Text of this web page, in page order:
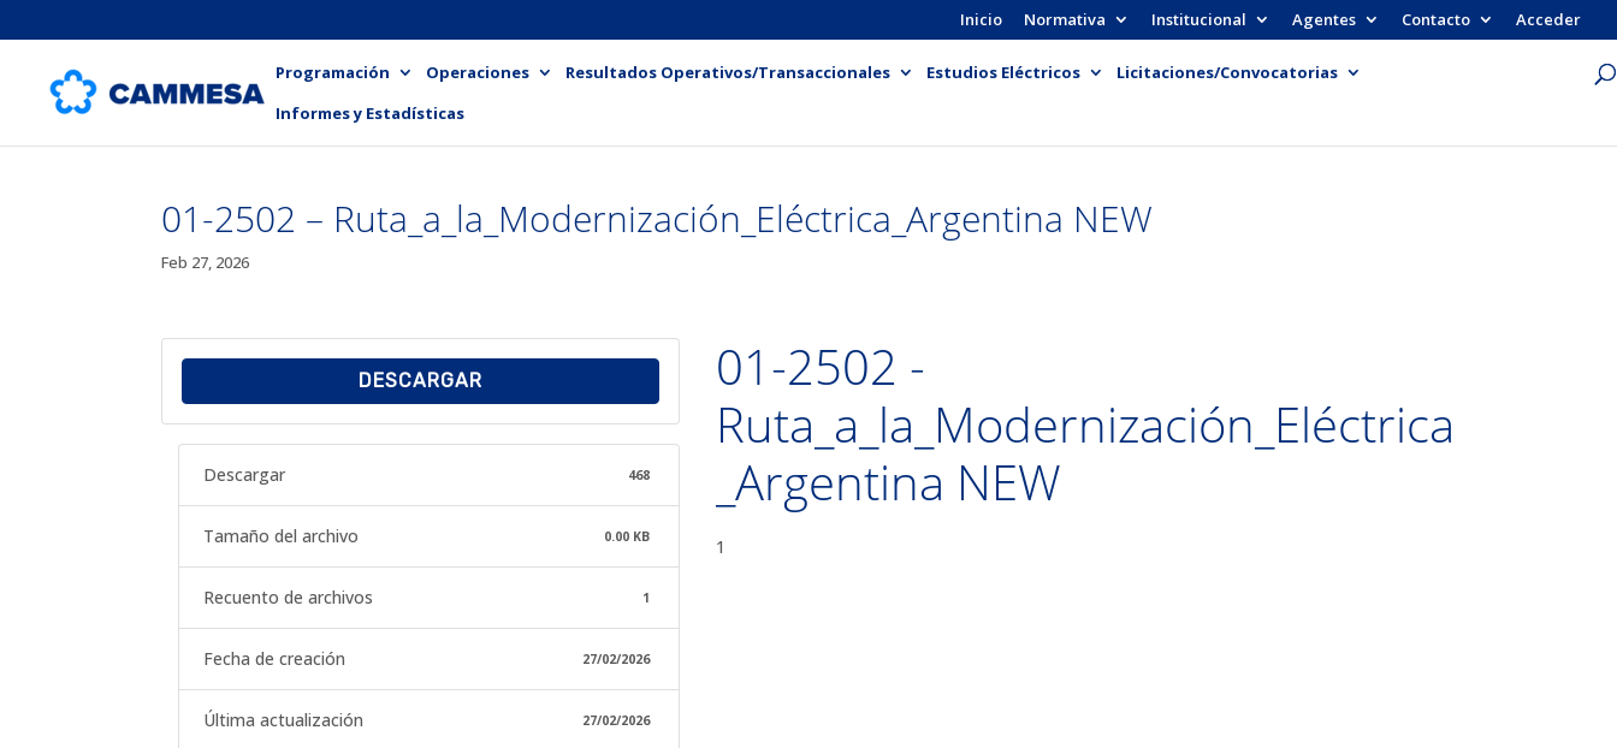
Inicio Normativa Institucional Agentes Contacto Acceder
Programación Operaciones Resultados Operativos/Transaccionales Estudios Eléctricos
Licitaciones/Convocatorias
Informes y Estadísticas
01-2502 – Ruta_a_la_Modernización_Eléctrica_Argentina NEW
Feb 27, 2026
DESCARGAR
Descargar 468
Tamaño del archivo 0.00 KB
Recuento de archivos 1
Fecha de creación 27/02/2026
Última actualización 27/02/2026
01-2502 -
Ruta_a_la_Modernización_Eléctrica
_Argentina NEW
1